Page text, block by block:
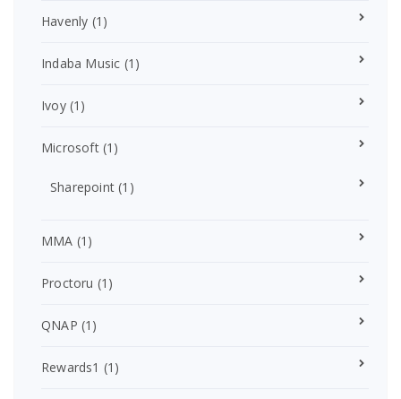
Havenly (1)
Indaba Music (1)
Ivoy(1)
Microsoft(1)
Sharepoint (1)
MMA (1)
Proctoru (1)
QNAP (1)
Rewards1 (1)